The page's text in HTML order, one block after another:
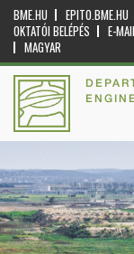
BME.HU EPITO.BME.HU
OKTATÓI BELÉPÉS
E-
MAGYAR